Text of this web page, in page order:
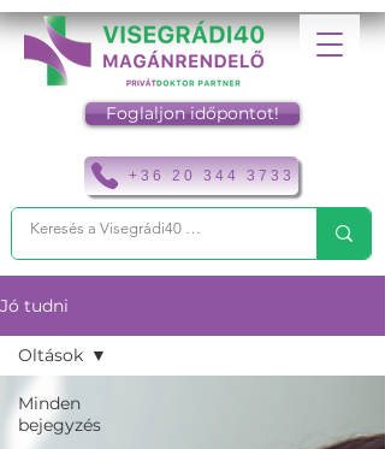
+36 20 344 3733
Foglaljon időpontot!
Jó tudni
Minden
bejegyzés
Oltások